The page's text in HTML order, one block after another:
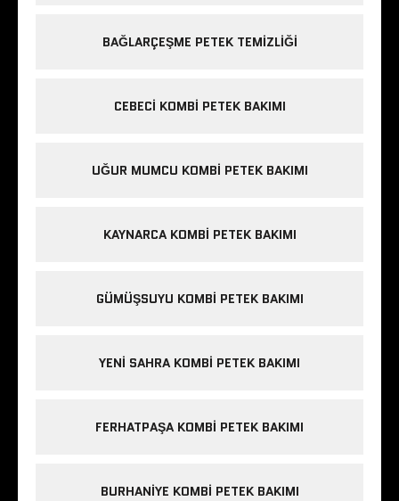
BAĞLARÇEŞME PETEK TEMIZLIĞI
CEBECI KOMBI PETEK BAKIMI
UĞUR MUMCU KOMBI PETEK BAKIMI
KAYNARCA KOMBI PETEK BAKIMI
GÜMÜŞSUYU KOMBI PETEK BAKIMI
YENI SAHRA KOMBI PETEK BAKIMI
FERHATPAŞA KOMBI PETEK BAKIMI
BURHANIYE KOMBI PETEK BAKIMI